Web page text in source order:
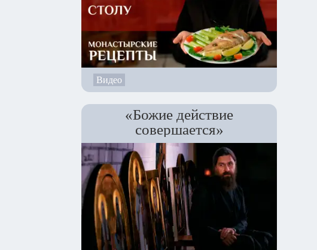
Видео
«Божие действие
совершается»